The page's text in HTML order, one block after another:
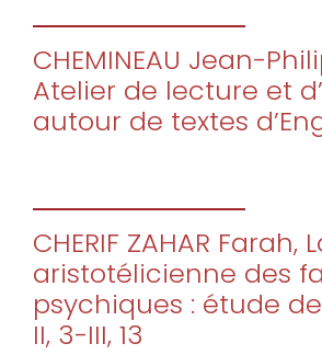
CHEMINEAU Jean-
Atelier de lecture et
autour de textes
CHERIF ZAHAR Farah,
aristotélicienne des
psychiques : étude de
II, 3-III, 13